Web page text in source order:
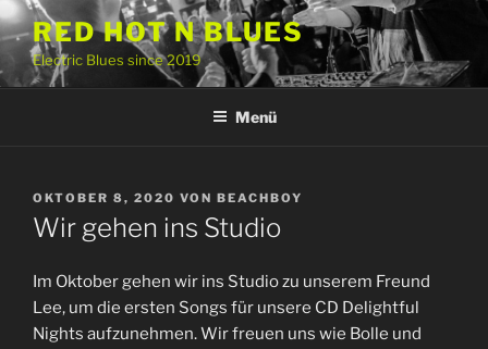
Zum
Inhalt
springen
RED HOT N BLUES
Electric Blues since 2019
Menü
VERÖFFENTLICHT
AM
OKTOBER 8, 2020 VON BEACHBOY
Wir gehen ins Studio
Im Oktober gehen wir ins Studio zu unserem Freund
Lee, um die ersten Songs für unsere CD Delightful
Nights aufzunehmen. Wir freuen uns wie Bolle und